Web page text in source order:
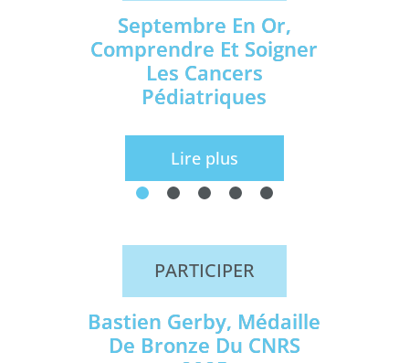
Septembre En Or,
Comprendre Et Soigner
Les Cancers
Pédiatriques
Lire plus
PARTICIPER
Bastien Gerby, Médaille
De Bronze Du CNRS